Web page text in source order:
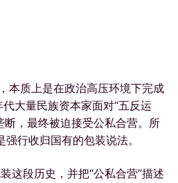
本质上是在政治高压环境下完成
大量民族资本家面对“五反运
断，最终被迫接受公私合营。所
强行收归国有的包装说法。
这段历史，并把“公私合营”描述